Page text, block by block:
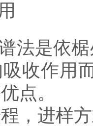
法是依
收作用
点。
，进样